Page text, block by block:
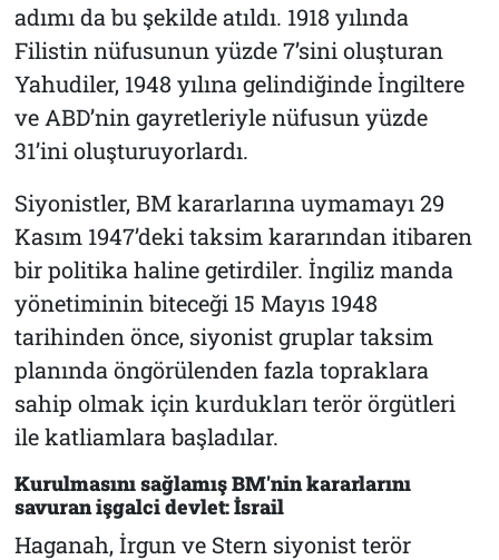
adımı da bu şekilde atıldı. 1918 yılında
Filistin nüfusunun yüzde 7’sini oluşturan
Yahudiler, 1948 yılına gelindiğinde İngiltere
ve ABD’nin gayretleriyle nüfusun yüzde
31’ini oluşturuyorlardı.
Siyonistler, BM kararlarına uymamayı 29
Kasım 1947’deki taksim kararından itibaren
bir politika haline getirdiler. İngiliz manda
yönetiminin biteceği 15 Mayıs 1948
tarihinden önce, siyonist gruplar taksim
planında öngörülenden fazla topraklara
sahip olmak için kurdukları terör örgütleri
ile katliamlara başladılar.
Kurulmasını sağlamış BM'nin kararlarını
savuran işgalci devlet: İsrail
Haganah, İrgun ve Stern siyonist terör